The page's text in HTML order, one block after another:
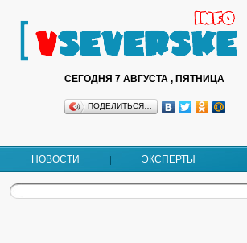
СЕГОДНЯ 7 АВГУСТА , ПЯТНИЦА
ПОДЕЛИТЬСЯ…
НОВОСТИ ЭКСПЕРТЫ